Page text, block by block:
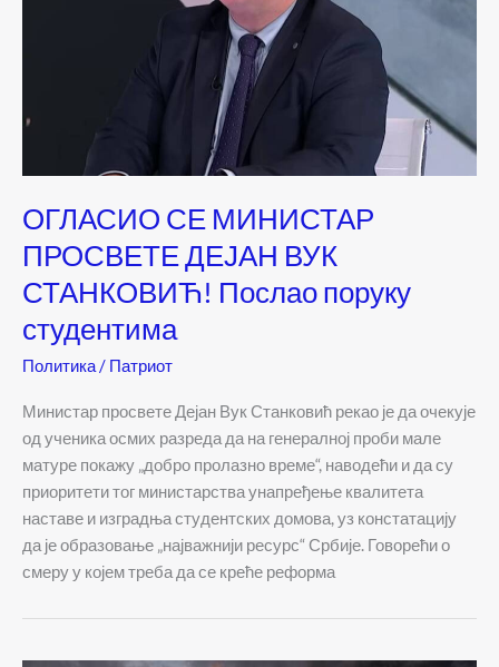
ОГЛАСИО СЕ МИНИСТАР
ПРОСВЕТЕ ДЕЈАН ВУК
СТАНКОВИЋ! Послао поруку
студентима
Политика/ Патриот
Министар просвете Дејан Вук Станковић рекао је да очекује
од ученика осмих разреда да на генералној проби мале
матуре покажу „добро пролазно време“, наводећи и да су
приоритети тог министарства унапређење квалитета
наставе и изградња студентских домова, уз констатацију
да је образовање „најважнији ресурс“ Србије. Говорећи о
смеру у којем треба да се креће реформа